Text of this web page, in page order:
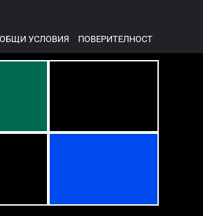
ОБЩИ УСЛОВИЯ ПОВЕРИТЕЛНОСТ